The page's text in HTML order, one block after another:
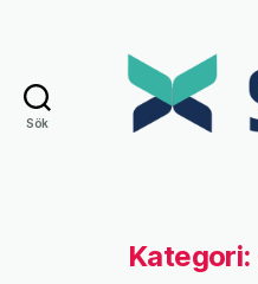
Sök
Kategori: